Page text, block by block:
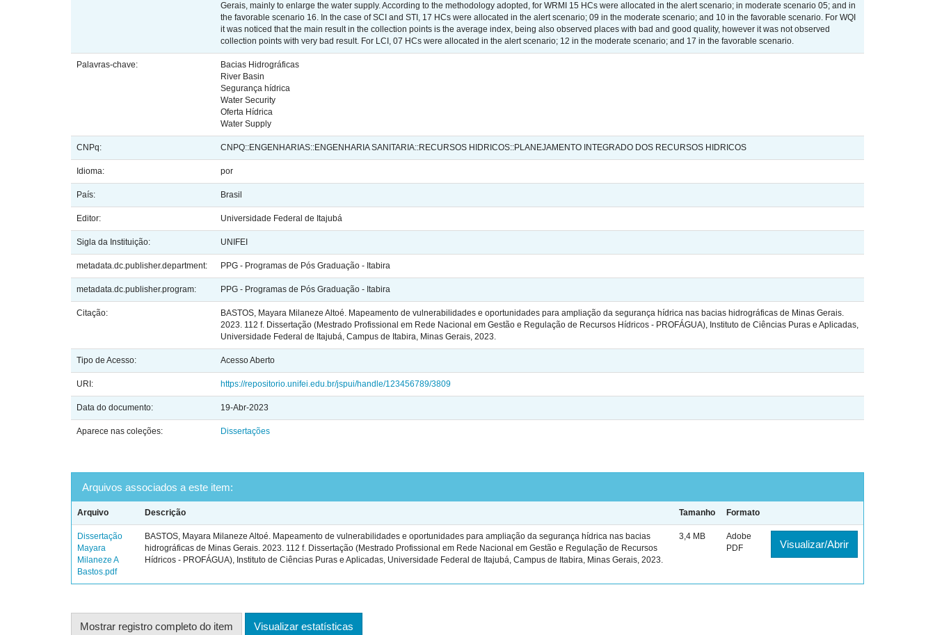
Gerais, mainly to enlarge the water supply. According to the methodology adopted, for WRMI 15 HCs were allocated in the alert scenario; in moderate scenario 05; and in
the favorable scenario 16. In the case of SCI and STI, 17 HCs were allocated in the alert scenario; 09 in the moderate scenario; and 10 in the favorable scenario. For WQI
it was noticed that the main result in the collection points is the average index, being also observed places with bad and good quality, however it was not observed
collection points with very bad result. For LCI, 07 HCs were allocated in the alert scenario; 12 in the moderate scenario; and 17 in the favorable scenario.
Palavras-chave:
Bacias Hidrográficas
River Basin
Segurança hídrica
Water Security
Oferta Hídrica
Water Supply
CNPq: CNPQ::ENGENHARIAS::ENGENHARIA SANITARIA::RECURSOS HIDRICOS::PLANEJAMENTO INTEGRADO DOS RECURSOS HIDRICOS
Idioma: por
País: Brasil
Editor: Universidade Federal de Itajubá
Sigla da Instituição: UNIFEI
metadata.dc.publisher.department: PPG - Programas de Pós Graduação - Itabira
metadata.dc.publisher.program: PPG - Programas de Pós Graduação - Itabira
Citação:
BASTOS, Mayara Milaneze Altoé. Mapeamento de vulnerabilidades e oportunidades para ampliação da segurança hídrica nas bacias hidrográficas de Minas Gerais.
2023. 112 f. Dissertação (Mestrado Profissional em Rede Nacional em Gestão e Regulação de Recursos Hídricos - PROFÁGUA), Instituto de Ciências Puras e Aplicadas,
Universidade Federal de Itajubá, Campus de Itabira, Minas Gerais, 2023.
Tipo de Acesso: Acesso Aberto
URI: https://repositorio.unifei.edu.br/jspui/handle/123456789/3809
Data do documento: 19-Abr-2023
Aparece nas coleções: Dissertações
Arquivos associados a este item:
Arquivo Descrição Tamanho Formato
Dissertação
Mayara
Milaneze A
Bastos.pdf
BASTOS, Mayara Milaneze Altoé. Mapeamento de vulnerabilidades e oportunidades para ampliação da segurança hídrica nas bacias
hidrográficas de Minas Gerais. 2023. 112 f. Dissertação (Mestrado Profissional em Rede Nacional em Gestão e Regulação de Recursos
Hídricos - PROFÁGUA), Instituto de Ciências Puras e Aplicadas, Universidade Federal de Itajubá, Campus de Itabira, Minas Gerais, 2023.
3,4 MB
Adobe
PDF
Visualizar/Abrir
Mostrar registro completo do item Visualizar estatísticas